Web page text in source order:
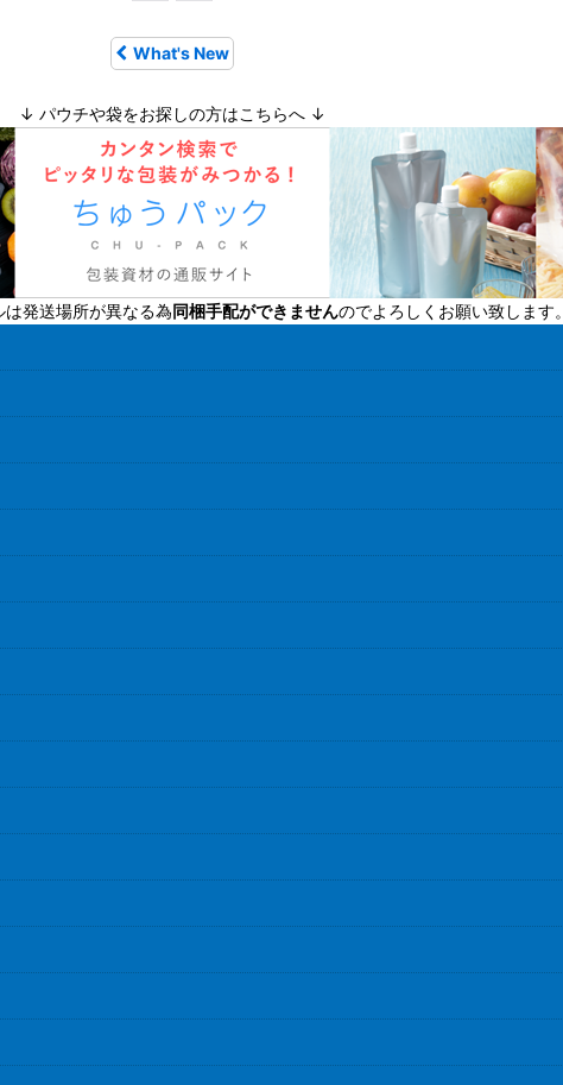
What's New
↓ パウチや袋をお探しの方はこちらへ ↓
発送場所が異なる為同梱手配ができませんのでよろしくお願い致します。